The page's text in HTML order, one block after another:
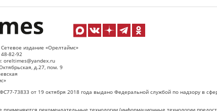
издание «Орелтаймс»
82-92
oreltimes@yandex.ru
д.27, пом. 9
73833 от 19 октября 2018 года выдано Федеральной службой по надзору в